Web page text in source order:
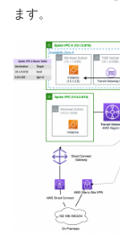
ます。